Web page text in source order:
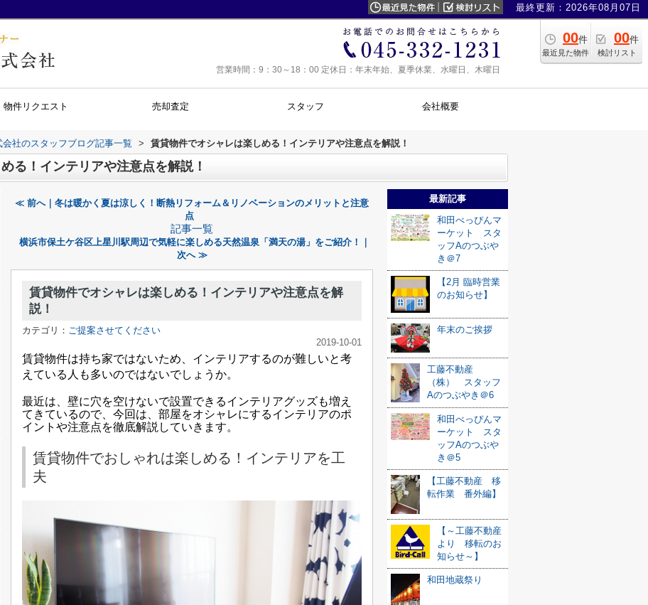
最終更新：2026年08月07日
00件
最近見た物件
00件
検討リスト
営業時間：9：30～18：00 定休日：年末年始、夏季休業、水曜日、木曜日
物件リクエスト 売却査定 スタッフ 会社概要
社のスタッフブログ記事一覧 > 賃貸物件でオシャレは楽しめる！インテリアや注意点を解説！
る！インテリアや注意点を解説！
≪ 前へ｜冬は暖かく夏は涼しく！断熱リフォーム＆リノベーションのメリットと注意
点
記事一覧
横浜市保土ケ谷区上星川駅周辺で気軽に楽しめる天然温泉「満天の湯」をご紹介！｜
次へ ≫
賃貸物件でオシャレは楽しめる！インテリアや注意点を解
説！
カテゴリ： ご提案させてください
2019-10-01
賃貸物件は持ち家ではないため、インテリアするのが難しいと考
えている人も多いのではないでしょうか。
最近は、壁に穴を空けないで設置できるインテリアグッズも増え
てきているので、今回は、部屋をオシャレにするインテリアのポ
イントや注意点を徹底解説していきます。
賃貸物件でおしゃれは楽しめる！インテリアを工
夫
最新記事
和田べっぴんマ
ーケット スタ
ッフAのつぶや
き＠7
【2月 臨時営業
のお知らせ】
年末のご挨拶
工藤不動産
（株） スタッフ
Aのつぶやき＠6
和田べっぴんマ
ーケット スタ
ッフAのつぶや
き＠5
【工藤不動産 移
転作業 番外編】
【～工藤不動産
より 移転のお
知らせ～】
和田地蔵祭り